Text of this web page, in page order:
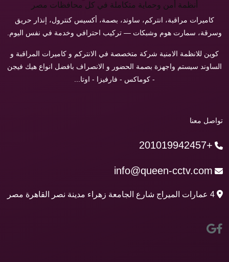
أنظمة أمن وحماية متكاملة في كل محافظات مصر
كاميرات مراقبة، انتركم، ساوند، بصمة، أكسيس كنترول، إنذار حريق
وسرقة، سمارت هوم وشبكات — تركيب احترافي وخدمة في نفس اليوم.
كوين للانظمة الامنية شركة متخصصة في الانتركم و كاميرات المراقبة و
الساوند سيستم واجهزة بصمة الحضور و الانصراف بافضل انواع هيك فيجن
- كوماكس - فارفيزا - اوتا...
تواصل معنا
+201019942457
info@queen-cctv.com
4 عمارات الميراج شارع الجامعة زهراء مدينة نصر القاهرة مصر